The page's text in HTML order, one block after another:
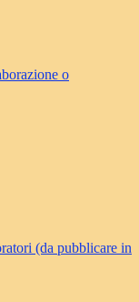
o
(da pubblicare in